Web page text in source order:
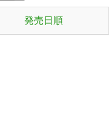
発売日順